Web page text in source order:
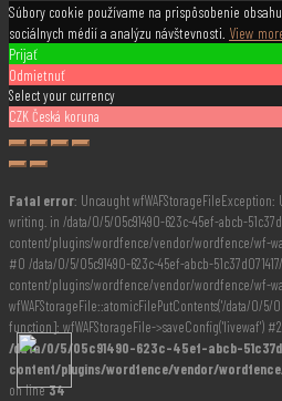
Súbory cookie používame na prispôsobenie
sociálnych médií a analýzu návštevnosti. View
Prijať
Odmietnuť
Select your currency
CZKČeská koruna
Fatal error: Uncaught
writing. in /data/0/5/05c91490-623c-45ef-abcb-
content/plugins/wordfence/vendor/wordfence/wf-
#0 /data/0/5/05c91490-623c-45ef-abcb-
content/plugins/wordfence/vendor/wordfence/wf-
wfWAFStorageFile::atomicFilePutContents('/data/0/5/
function]: wfWAFStorageFile->saveConfig('livewaf')
/data/0/5/05c91490-623c-45ef-abcb-
content/plugins/wordfence/vendor/
on line34